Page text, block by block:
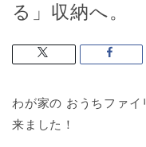
る」収納へ。
わが家の おうちファ
来ました！